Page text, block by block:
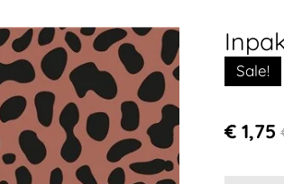
Sale!
€ 1,75